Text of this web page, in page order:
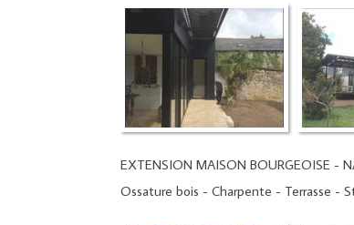
EXTENSION MAISON BOURGEOISE -
Ossature bois - Charpente - Terrasse -